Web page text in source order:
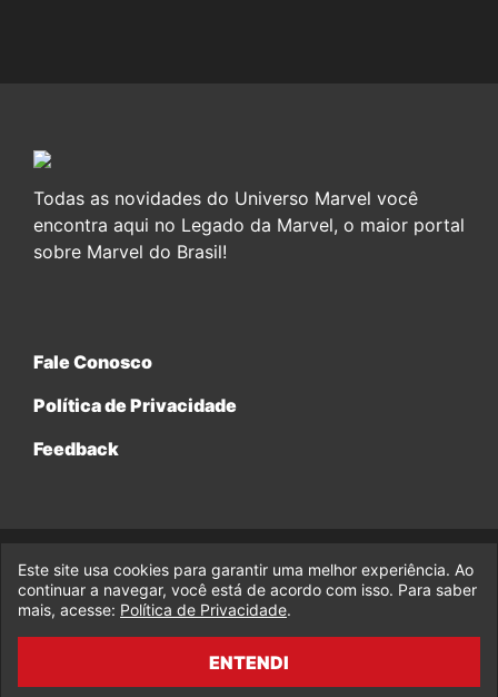
Todas as novidades do Universo Marvel você
encontra aqui no Legado da Marvel, o maior portal
sobre Marvel do Brasil!
Fale Conosco
Política de Privacidade
Feedback
© 2017-2026 Legado da Marvel, uma empresa da Legado
Enterprises.
fabiolobo
Este site usa cookies para garantir uma melhor experiência. Ao
continuar a navegar, você está de acordo com isso. Para saber
mais, acesse: Política de Privacidade.
ENTENDI